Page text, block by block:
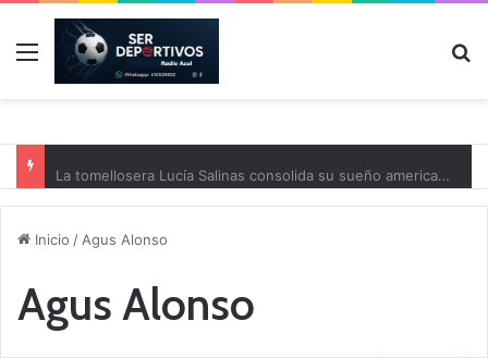
Menú
Inicio / Agus Alonso
Agus Alonso